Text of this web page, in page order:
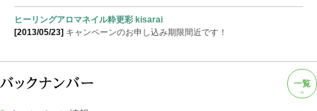
ヒーリングアロマネイル粋更彩 kisarai
[2013/05/23] キャンペーンのお申し込み期限間近です！
一覧